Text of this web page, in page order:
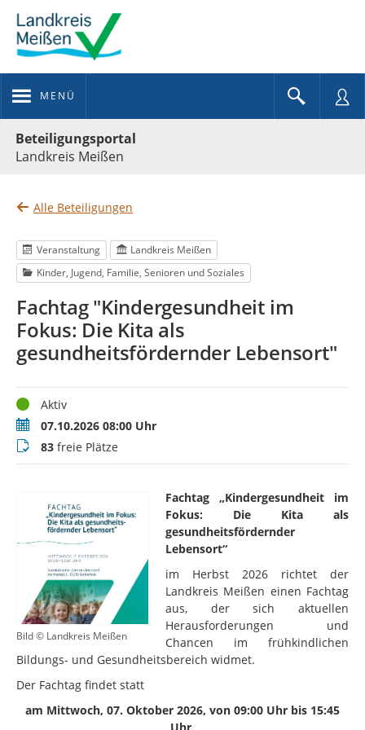
MENÜ
Beteiligungsportal
Landkreis Meißen
Alle Beteiligungen
Veranstaltung
Landkreis Meißen
Kinder, Jugend, Familie, Senioren und Soziales
Fachtag "Kindergesundheit im
Fokus: Die Kita als
gesundheitsfördernder Lebensort"
StatusAktiv
Termin07.10.2026 08:00 Uhr
Buchungsstatus
83 freie Plätze
Bild © Landkreis Meißen
Fachtag„Kindergesundheit im
Fokus: Die Kita als
gesundheitsfördernder
Lebensort“
im Herbst 2026 richtet der
Landkreis Meißen einen Fachtag
aus, der sich aktuellen
Herausforderungen und
Chancen im frühkindlichen
Bildungs- und Gesundheitsbereich widmet.
Der Fachtag findet statt
am Mittwoch, 07. Oktober 2026, von 09:00 Uhr bis 15:45